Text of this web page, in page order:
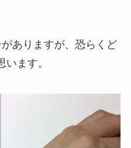
ありますが、恐らくど
ます。